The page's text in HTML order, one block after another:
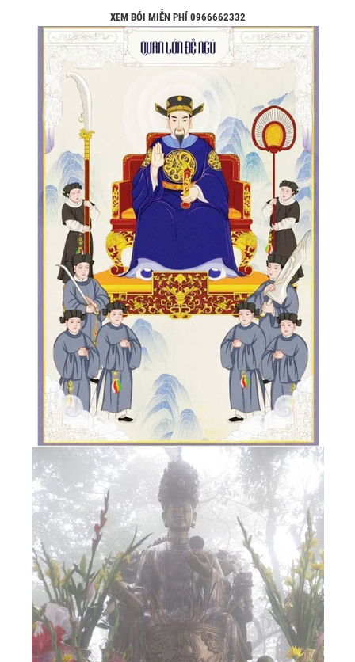
XEM BÓI MIỄN PHÍ 0966662332